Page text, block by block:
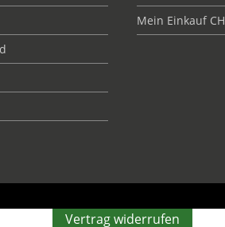
Mein Einkauf CH
Vertrag widerrufen